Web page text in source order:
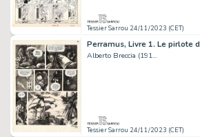
Tessier Sarrou 24/11/2023 (CET)
Alberto Breccia (191...
Tessier Sarrou 24/11/2023 (CET)